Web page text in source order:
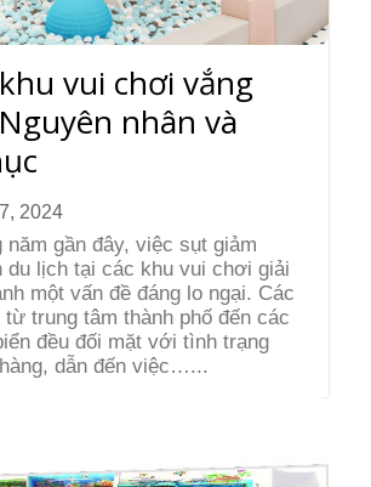
vui chơi vắng
nhân và
2024
năm gần đây, việc sụt giảm
du lịch tại các khu vui chơi giải
một vấn đề đáng lo ngại. Các
trung tâm thành phố đến các
đều đối mặt với tình trạng
dẫn đến việc…...